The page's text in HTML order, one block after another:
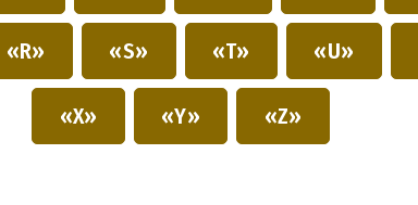
«R» «S» «T» «U»
«X» «Y» «Z»